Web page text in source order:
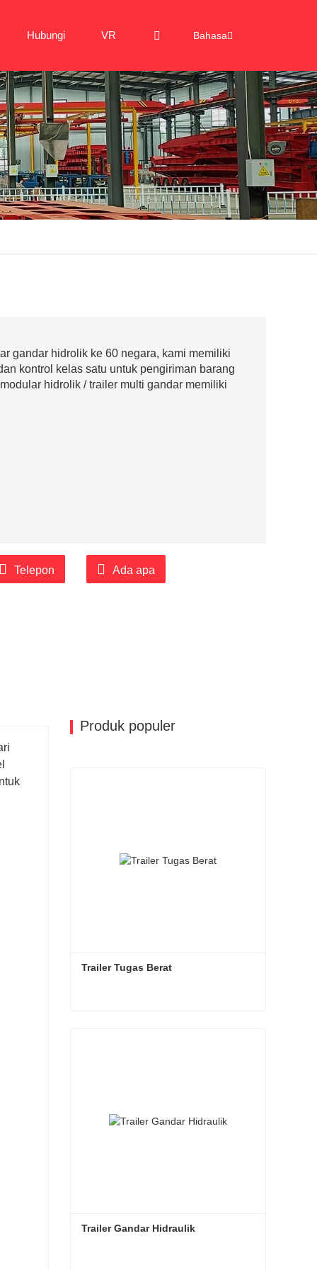
Hubungi VR Bahasa
gandar hidrolik ke 60 negara, kami memiliki
kontrol kelas satu untuk pengiriman barang
hidrolik / trailer multi gandar memiliki
Telepon Ada apa
Produk populer
Trailer Tugas Berat
Trailer Gandar Hidraulik